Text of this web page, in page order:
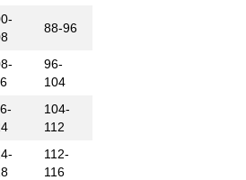
88-96
96-
104
104-
112
112-
116